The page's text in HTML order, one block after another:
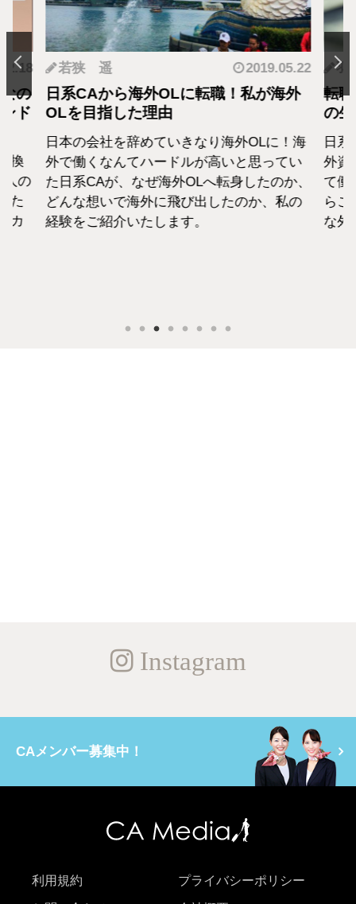
の
ド
換
人の
た
カ
若狭 遥 2019.05.22
日系CAから海外OLに転職！私が海外
OLを目指した理由
日本の会社を辞めていきなり海外OLに！海
外で働くなんてハードルが高いと思ってい
た日系CAが、なぜ海外OLへ転身したのか、
どんな想いで海外に飛び出したのか、私の
経験をご紹介いたします。
羽
転
の
日
外資
て働
らこ
な外
Instagram
CAメンバー募集中！
利用規約 プライバシーポリシー